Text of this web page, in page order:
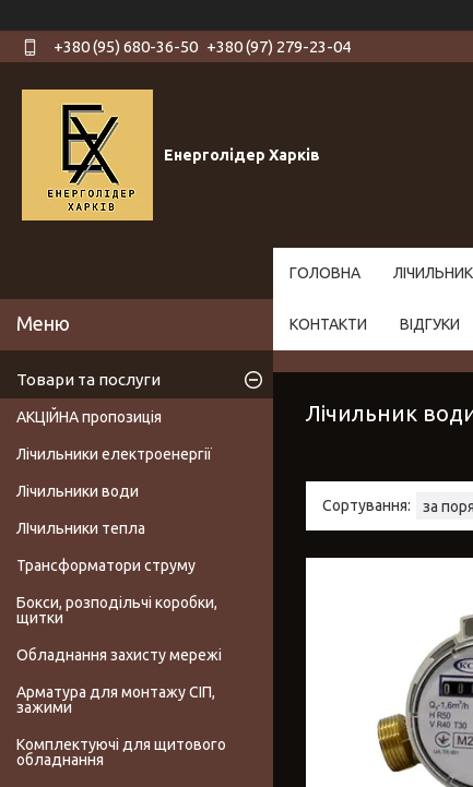
+380 (95) 680-36-50 +380 (97) 279-23-04
Енерголідер Харків
ГОЛОВНА
КОНТАКТИ ВІДГУКИ
Лічильник
Товари та послуги
АКЦІЙНА пропозиція
Лічильники електроенергії
Лічильники води
ЛІчильники тепла
Трансформатори струму
Бокси, розподільчі коробки,
щитки
Обладнання захисту мережі
Арматура для монтажу СІП,
зажими
Комплектуючі для щитового
обладнання